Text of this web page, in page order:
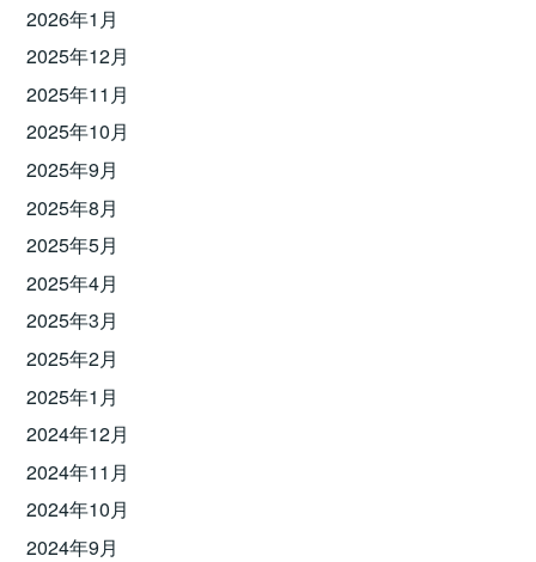
2026年1月
2025年12月
2025年11月
2025年10月
2025年9月
2025年8月
2025年5月
2025年4月
2025年3月
2025年2月
2025年1月
2024年12月
2024年11月
2024年10月
2024年9月